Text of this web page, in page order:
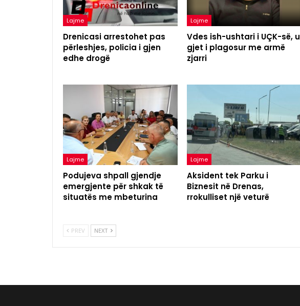
Lajme
Drenicasi arrestohet pas
përleshjes, policia i gjen
edhe drogë
Lajme
Vdes ish-ushtari i UÇK-së, u
gjet i plagosur me armë
zjarri
Lajme
Podujeva shpall gjendje
emergjente për shkak të
situatës me mbeturina
Lajme
Aksident tek Parku i
Biznesit në Drenas,
rrokulliset një veturë
PREV NEXT